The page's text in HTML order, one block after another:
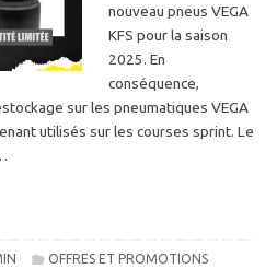
nouveau pneus VEGA
KFS pour la saison
2025. En
conséquence,
sur les pneumatiques VEGA
utilisés sur les courses sprint. Le
OFFRES ET PROMOTIONS